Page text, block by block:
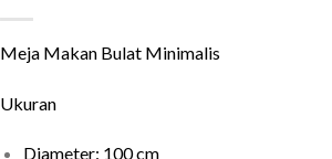
Meja Makan Bulat Minimalis
Ukuran
Diameter: 100 cm